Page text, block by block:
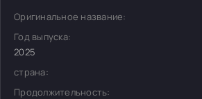
Оригинальное название:
Год выпуска:
2025
страна:
Продолжительность: